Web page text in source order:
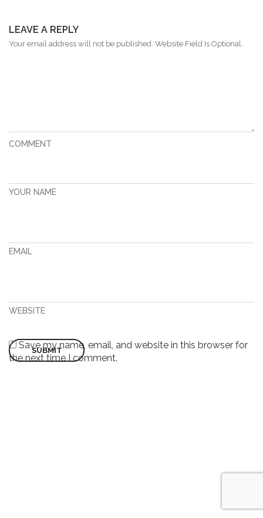
LEAVE A REPLY
Your email address will not be published. Website Field Is Optional.
COMMENT
YOUR NAME
EMAIL
WEBSITE
Save my name, email, and website in this browser for
the next time I comment.